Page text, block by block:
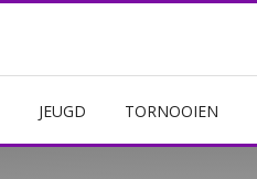
JEUGD TORNOOIEN